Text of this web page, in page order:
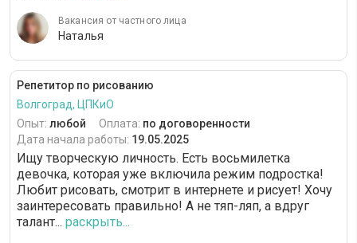
Вакансия от частного лица
Наталья
Репетитор по рисованию
Волгоград, ЦПКиО
Опыт: любой Оплата: по договоренности
Дата начала работы: 19.05.2025
Ищу творческую личность. Есть восьмилетка
девочка, которая уже включила режим подростка!
Любит рисовать, смотрит в интернете и рисует! Хочу
заинтересовать правильно! А не тяп-ляп, а вдруг
талант... раскрыть...